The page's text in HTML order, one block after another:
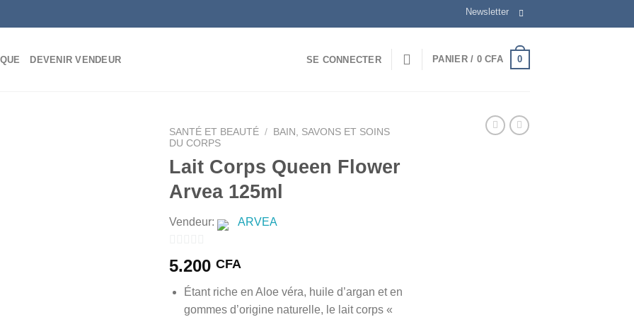
Newsletter
DEVENIR VENDEUR SE CONNECTER PANIER / 0CFA 0
SANTÉ ET BEAUTÉ /
BAIN, SAVONS ET SOINS
DU CORPS
Lait Corps Queen Flower
Arvea 125ml
Vendeur: ARVEA
sur
5
5.200 CFA
Étant riche en Aloe véra, huile d’argan et en
gommes d’origine naturelle, le lait corps «